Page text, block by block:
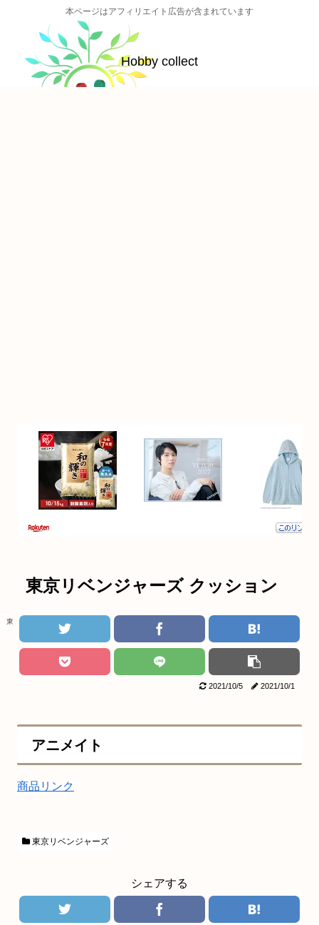
本ページはアフィリエイト広告が含まれています
Hobby collect
東京リベンジャーズ クッション
東京リベンジャーズ
2021/10/5 2021/10/1
アニメイト
商品リンク
東京リベンジャーズ
シェアする